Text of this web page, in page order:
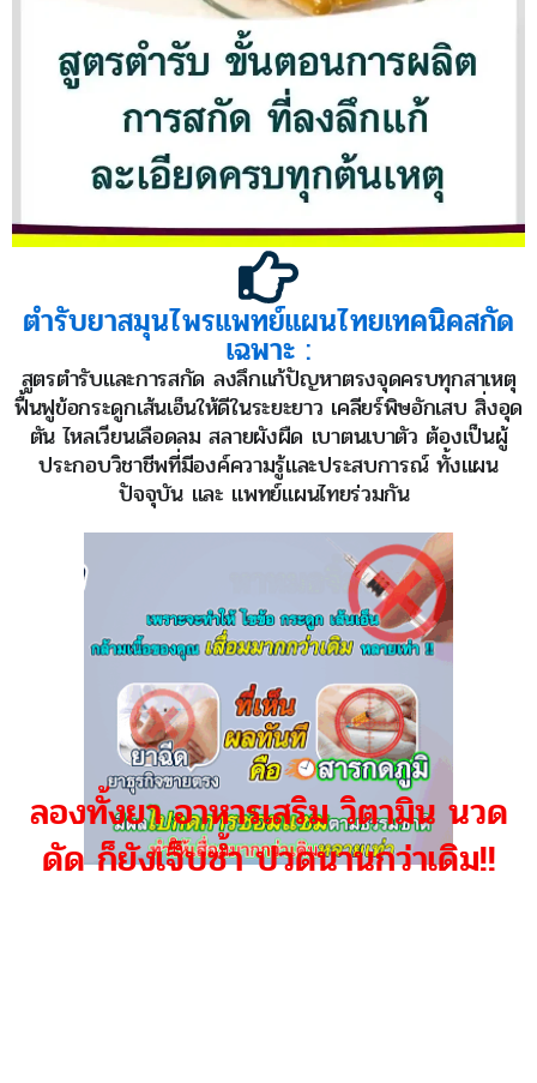
ตำรับยาสมุนไพรแพทย์แผนไทยเทคนิคสกัด
เฉพาะ :
สูตรตำรับและการสกัด ลงลึกแก้ปัญหาตรงจุดครบทุกสาเหตุ
ฟื้นฟูข้อกระดูกเส้นเอ็นให้ดีในระยะยาว เคลียร์พิษอักเสบ สิ่งอุด
ตัน ไหลเวียนเลือดลม สลายผังผืด เบาตนเบาตัว ต้องเป็นผู้
ประกอบวิชาชีพที่มีองค์ความรู้และประสบการณ์ ทั้งแผน
ปัจจุบัน และ แพทย์แผนไทยร่วมกัน ​
ลองทั้งยา อาหารเสริม วิตามิน นวด
ดัด ก็ยังเจ็บซ้ำ ปวดนานกว่าเดิม!!